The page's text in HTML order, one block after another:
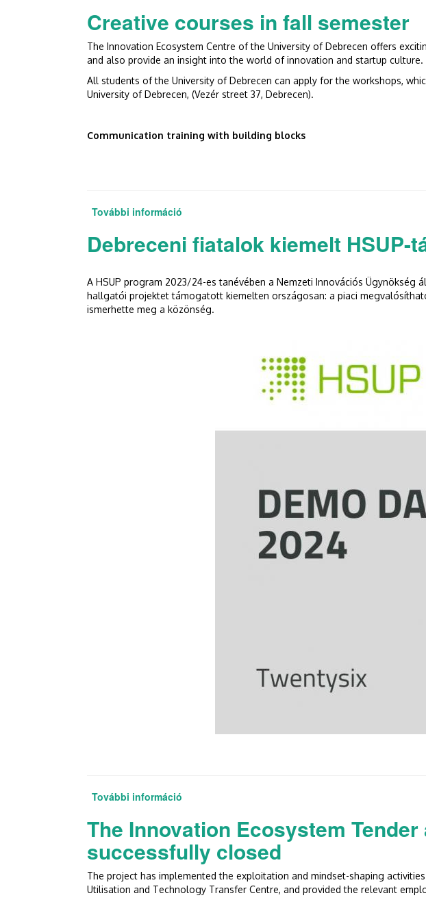
Creative courses in fall semester
The Innovation Ecosystem Centre of the University of Debrecen offers
and also provide an insight into the world of innovation and startup culture.
All students of the University of Debrecen can apply for the workshops,
University of Debrecen, (Vezér street 37, Debrecen).
Communication training with building blocks
További információ
Debreceni fiatalok kiemelt HSUP-
A HSUP program 2023/24-es tanévében a Nemzeti Innovációs
hallgatói projektet támogatott kiemelten országosan: a piaci
ismerhette meg a közönség.
További információ
The Innovation Ecosystem
successfully closed
The project has implemented the exploitation and mindset-shaping
Utilisation and Technology Transfer Centre, and provided the relevant